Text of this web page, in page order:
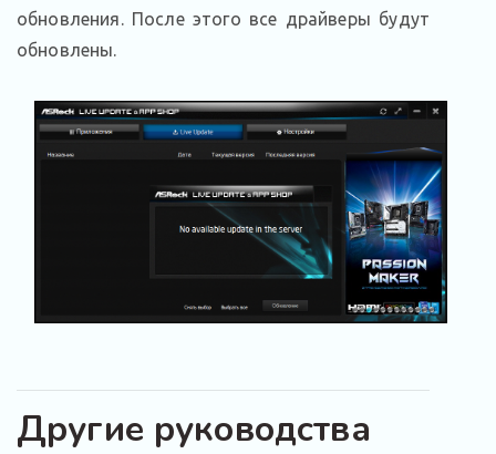
обновления. После этого все драйверы будут
обновлены.
Другие руководства